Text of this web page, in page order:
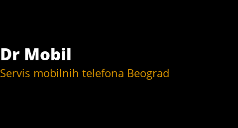
Dr Mobil
Servis mobilnih telefona Beograd